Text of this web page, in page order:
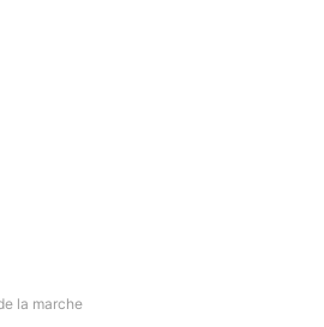
la marche